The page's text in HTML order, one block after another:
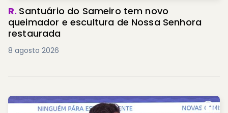
R. Santuário do Sameiro tem novo
queimador e escultura de Nossa Senhora
restaurada
8 agosto 2026